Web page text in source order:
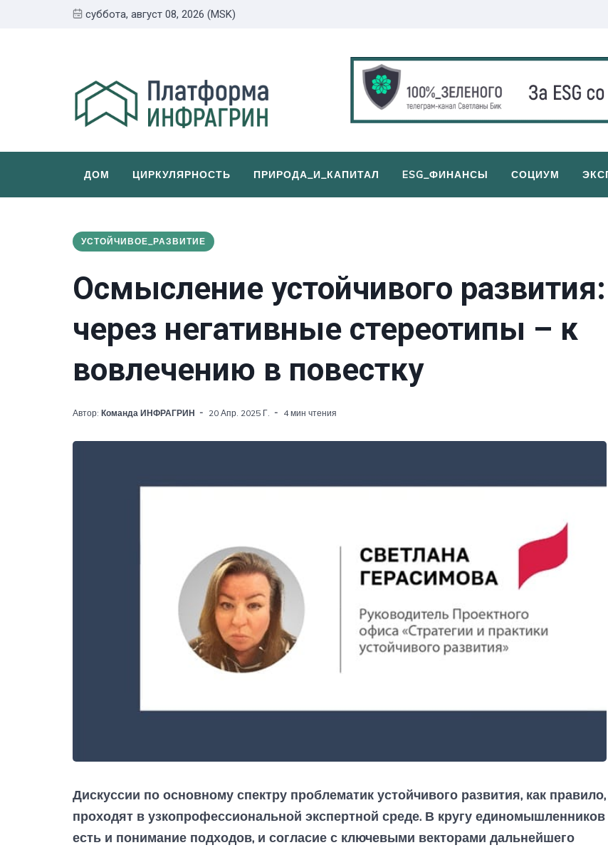
суббота, август 08, 2026 (MSK)
ДОМ ЦИРКУЛЯРНОСТЬ ПРИРОДА_И_КАПИТАЛ ESG_ФИНАНСЫ СОЦИУМ
УСТОЙЧИВОЕ_РАЗВИТИЕ
Осмысление устойчивого развития:
через негативные стереотипы – к
вовлечению в повестку
Автор: Команда ИНФРАГРИН 20 Апр. 2025 Г. 4 мин чтения
Дискуссии по основному спектру проблематик устойчивого развития, как правило,
проходят в узкопрофессиональной экспертной среде. В кругу единомышленников
есть и понимание подходов, и согласие с ключевыми векторами дальнейшего